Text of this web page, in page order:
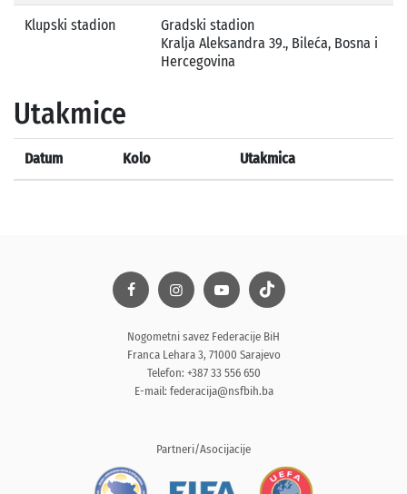
Klupski stadion
Gradski stadion
Kralja Aleksandra 39., Bileća, Bosna i
Hercegovina
Utakmice
Datum Kolo Utakmica
Nogometni savez Federacije BiH
Franca Lehara 3, 71000 Sarajevo
Telefon: +387 33 556 650
E-mail: federacija@nsfbih.ba
Partneri/Asocijacije